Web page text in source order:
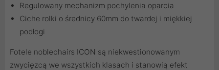
Regulowany mechanizm pochylenia oparcia
Ciche rolki o średnicy 60mm do twardej i miękkiej
podłogi
Fotele noblechairs ICON są niekwestionowanym
zwycięzcą we wszystkich klasach i stanowią efekt